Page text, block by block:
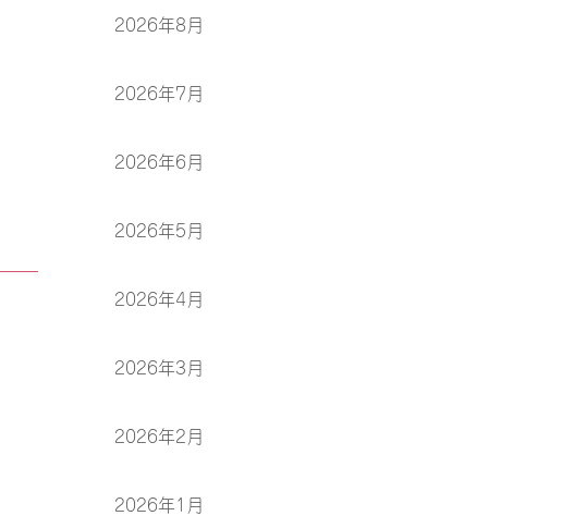
2026年8月
2026年7月
2026年6月
2026年5月
2026年4月
2026年3月
2026年2月
2026年1月